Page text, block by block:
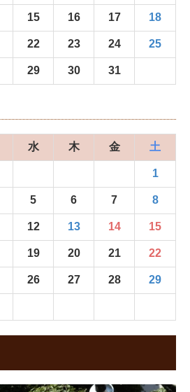
15 16 17 18
22 23 24 25
29 30 31
水 木 金 土
1
5 6 7 8
12 13 14 15
19 20 21 22
26 27 28 29